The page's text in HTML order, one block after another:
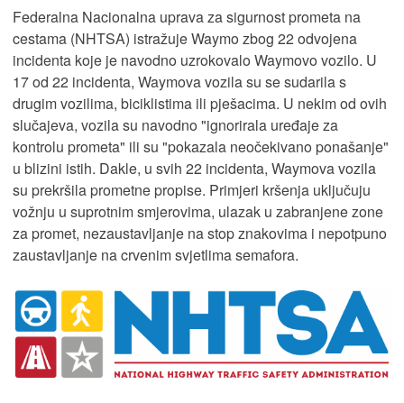
Federalna Nacionalna uprava za sigurnost prometa na
cestama (NHTSA) istražuje Waymo zbog 22 odvojena
incidenta koje je navodno uzrokovalo Waymovo vozilo. U
17 od 22 incidenta, Waymova vozila su se sudarila s
drugim vozilima, biciklistima ili pješacima. U nekim od ovih
slučajeva, vozila su navodno "ignorirala uređaje za
kontrolu prometa" ili su "pokazala neočekivano ponašanje"
u blizini istih. Dakle, u svih 22 incidenta, Waymova vozila
su prekršila prometne propise. Primjeri kršenja uključuju
vožnju u suprotnim smjerovima, ulazak u zabranjene zone
za promet, nezaustavljanje na stop znakovima i nepotpuno
zaustavljanje na crvenim svjetlima semafora.